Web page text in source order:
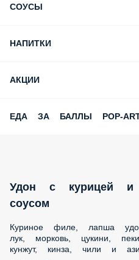
СОУСЫ
НАПИТКИ
АКЦИИ
ЕДА ЗА БАЛЛЫ POP-
Удон с курицей и
Куриное филе, лапша удон,
чили и азиатский соус
350 г.